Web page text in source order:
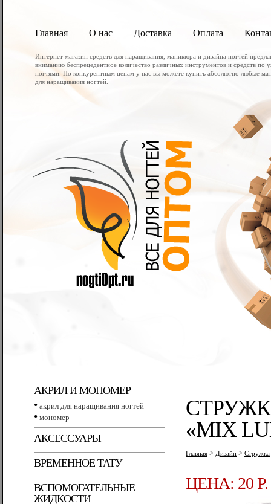
Главная О нас Доставка Оплата
Интернет магазин средств для наращивания, маникюра и дизайна ногтей
вниманию беспрецедентное количество различных инструментов и средств по
ногтями. По конкурентным ценам у нас вы можете купить абсолютно любые
для наращивания ногтей.
АКРИЛ И МОНОМЕР
• акрил для наращивания ногтей
• мономер
АКСЕССУАРЫ
ВРЕМЕННОЕ ТАТУ
ВСПОМОГАТЕЛЬНЫЕ
ЖИДКОСТИ
«MIX
Главная > Дизайн > Стружка
ЦЕНА: 20 P.